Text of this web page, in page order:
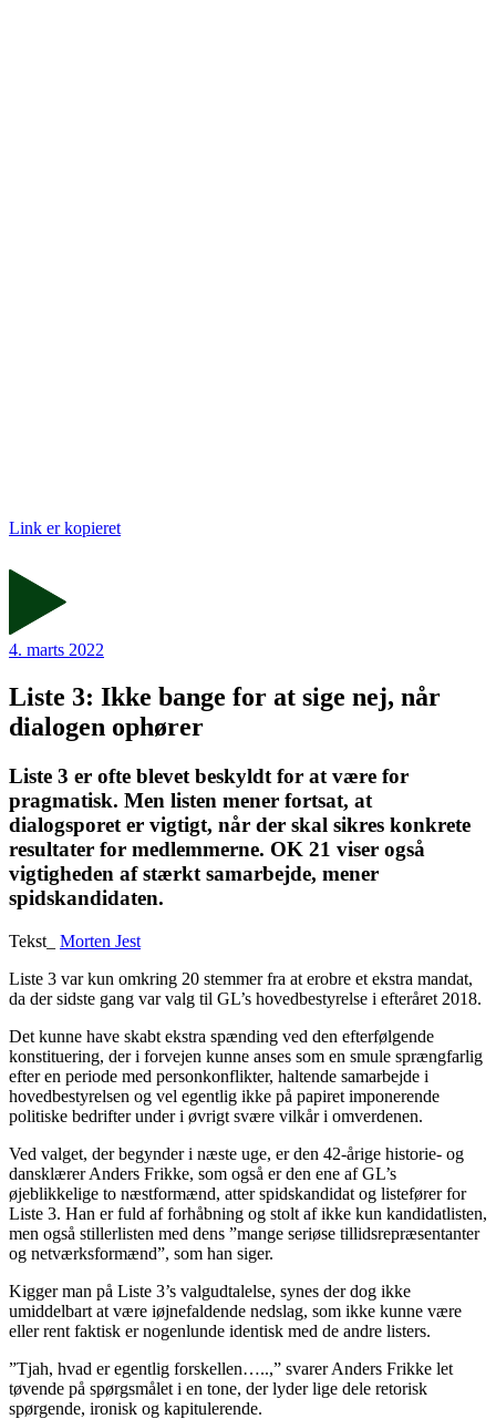
Link er kopieret
4. marts 2022
Liste 3: Ikke bange for at sige nej, når
dialogen ophører
Liste 3 er ofte blevet beskyldt for at være for
pragmatisk. Men listen mener fortsat, at
dialogsporet er vigtigt, når der skal sikres konkrete
resultater for medlemmerne. OK 21 viser også
vigtigheden af stærkt samarbejde, mener
spidskandidaten.
Tekst_ Morten Jest
Liste 3 var kun omkring 20 stemmer fra at erobre et ekstra mandat,
da der sidste gang var valg til GL’s hovedbestyrelse i efteråret 2018.
Det kunne have skabt ekstra spænding ved den efterfølgende
konstituering, der i forvejen kunne anses som en smule sprængfarlig
efter en periode med personkonflikter, haltende samarbejde i
hovedbestyrelsen og vel egentlig ikke på papiret imponerende
politiske bedrifter under i øvrigt svære vilkår i omverdenen.
Ved valget, der begynder i næste uge, er den 42-årige historie- og
dansklærer Anders Frikke, som også er den ene af GL’s
øjeblikkelige to næstformænd, atter spidskandidat og listefører for
Liste 3. Han er fuld af forhåbning og stolt af ikke kun kandidatlisten,
men også stillerlisten med dens ”mange seriøse tillidsrepræsentanter
og netværksformænd”, som han siger.
Kigger man på Liste 3’s valgudtalelse, synes der dog ikke
umiddelbart at være iøjnefaldende nedslag, som ikke kunne være
eller rent faktisk er nogenlunde identisk med de andre listers.
”Tjah, hvad er egentlig forskellen…..,” svarer Anders Frikke let
tøvende på spørgsmålet i en tone, der lyder lige dele retorisk
spørgende, ironisk og kapitulerende.